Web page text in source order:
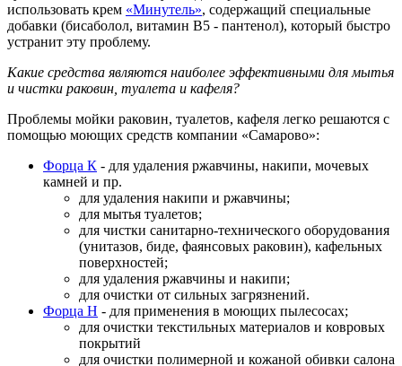
использовать крем «Минутель», содержащий специальные
добавки (бисаболол, витамин В5 - пантенол), который быстро
устранит эту проблему.
Какие средства являются наиболее эффективными для мытья
и чистки раковин, туалета и кафеля?
Проблемы мойки раковин, туалетов, кафеля легко решаются с
помощью моющих средств компании «Самарово»:
Форца К - для удаления ржавчины, накипи, мочевых
камней и пр.
для удаления накипи и ржавчины;
для мытья туалетов;
для чистки санитарно-технического оборудования
(унитазов, биде, фаянсовых раковин), кафельных
поверхностей;
для удаления ржавчины и накипи;
для очистки от сильных загрязнений.
Форца Н - для применения в моющих пылесосах;
для очистки текстильных материалов и ковровых
покрытий
для очистки полимерной и кожаной обивки салона